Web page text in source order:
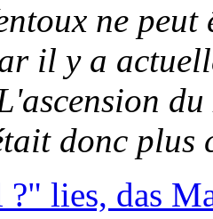
ne
il y a
donc plus
lies, das